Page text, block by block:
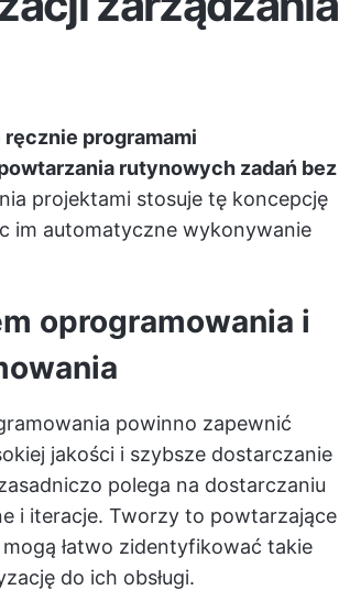
programami
rutynowych zadań bez
projektami stosuje tę koncepcję
im automatyczne wykonywanie
oprogramowania i
powinno zapewnić
jakości i szybsze dostarczanie
polega na dostarczaniu
i iteracje. Tworzy to powtarzające
łatwo zidentyfikować takie
do ich obsługi.